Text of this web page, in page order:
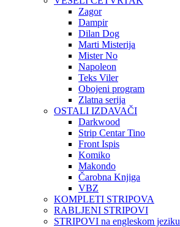
Zagor
Dampir
Dilan Dog
Marti Misterija
Mister No
Napoleon
Teks Viler
Obojeni program
Zlatna serija
OSTALI IZDAVAČI
Darkwood
Strip Centar Tino
Front Ispis
Komiko
Makondo
Čarobna Knjiga
VBZ
KOMPLETI STRIPOVA
RABLJENI STRIPOVI
STRIPOVI na engleskom jeziku